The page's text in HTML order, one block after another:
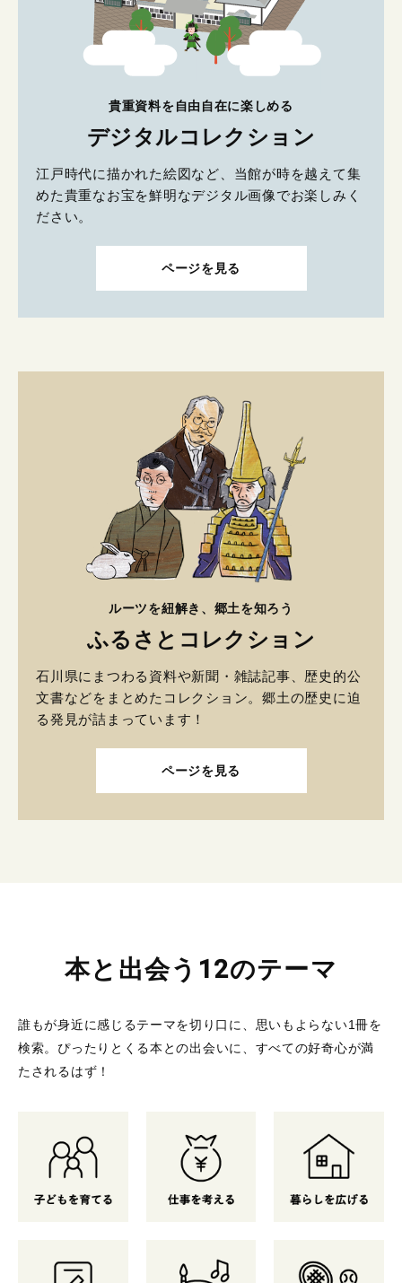
貴重資料を自由自在に楽しめる
デジタルコレクション
江戸時代に描かれた絵図など、当館が時を越えて集
めた貴重なお宝を鮮明なデジタル画像でお楽しみく
ださい。
ページを見る
ルーツを紐解き、郷土を知ろう
ふるさとコレクション
石川県にまつわる資料や新聞・雑誌記事、歴史的公
文書などをまとめたコレクション。郷土の歴史に迫
る発見が詰まっています！
ページを見る
本と出会う12のテーマ
誰もが身近に感じるテーマを切り口に、思いもよらない1冊を
検索。 ぴったりとくる本との出会いに、すべての好奇心が満
たされるはず！